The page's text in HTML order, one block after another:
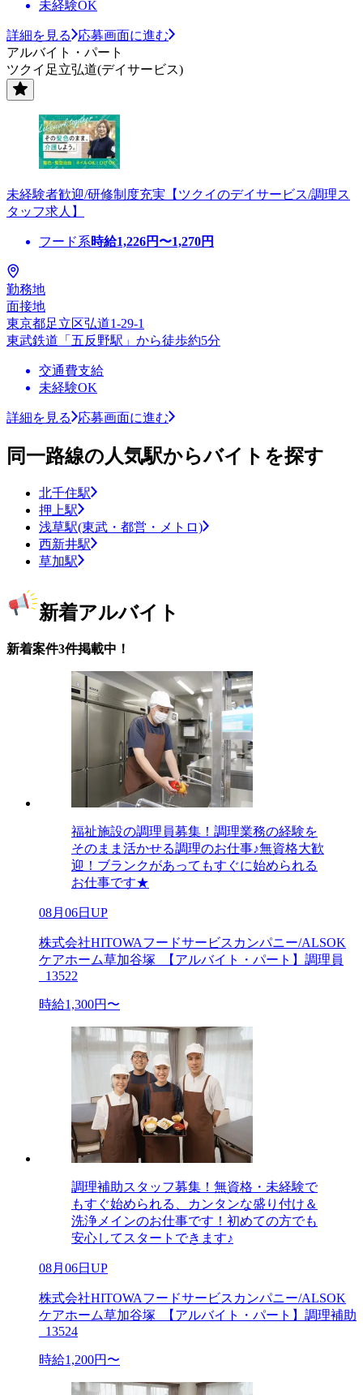
未経験OK
詳細を見る
応募画面に進む
アルバイト・パート
ツクイ足立弘道(デイサービス)
未経験者歓迎/研修制度充実【ツクイのデイサービス/調理ス
タッフ求人】
フード系時給1,226円〜1,270円
勤務地
面接地
東京都足立区弘道1-29-1
東武鉄道「五反野駅」から徒歩約5分
交通費支給
未経験OK
詳細を見る 応募画面に進む
同一路線の人気駅からバイトを探す
北千住駅
押上駅
浅草駅(東武・都営・メトロ)
西新井駅
草加駅
新着アルバイト
新着案件3件掲載中！
福祉施設の調理員募集！調理業務の経験を
そのまま活かせる調理のお仕事♪無資格大歓
迎！ブランクがあってもすぐに始められる
お仕事です★
08月06日UP
株式会社HITOWAフードサービスカンパニー/ALSOK
ケアホーム草加谷塚_【アルバイト・パート】調理員
_13522
時給1,300円〜
調理補助スタッフ募集！無資格・未経験で
もすぐ始められる、カンタンな盛り付け＆
洗浄メインのお仕事です！初めての方でも
安心してスタートできます♪
08月06日UP
株式会社HITOWAフードサービスカンパニー/ALSOK
ケアホーム草加谷塚_【アルバイト・パート】調理補助
_13524
時給1,200円〜